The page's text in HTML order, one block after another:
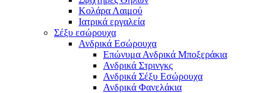
Κολάρα Λαιμού
Ιατρικά εργαλεία
Σέξυ εσώρουχα
Ανδρικά Εσώρουχα
Επώνυμα Ανδρικά Μποξεράκια
Ανδρικά Στρινγκς
Ανδρικά Σέξυ Εσώρουχα
Ανδρικά Φανελάκια